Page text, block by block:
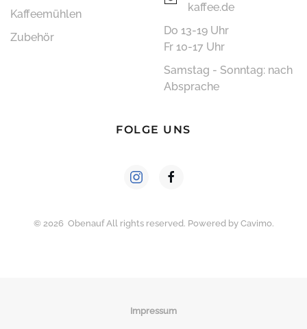
Kaffeemühlen
Zubehör
kaffee.de
Do 13-19 Uhr
Fr 10-17 Uhr
Samstag - Sonntag: nach
Absprache
FOLGE UNS
© 2026 Obenauf All rights reserved. Powered by Cavimo.
Impressum